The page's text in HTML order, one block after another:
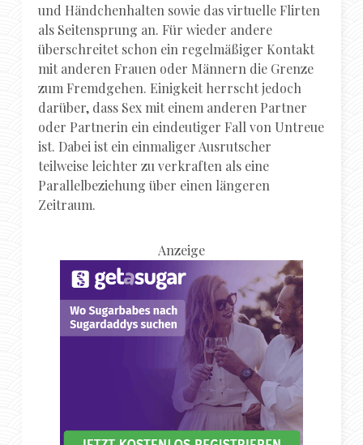
und Händchenhalten sowie das virtuelle Flirten
als Seitensprung an. Für wieder andere
überschreitet schon ein regelmäßiger Kontakt
mit anderen Frauen oder Männern die Grenze
zum Fremdgehen. Einigkeit herrscht jedoch
darüber, dass Sex mit einem anderen Partner
oder Partnerin ein eindeutiger Fall von Untreue
ist. Dabei ist ein einmaliger Ausrutscher
teilweise leichter zu verkraften als eine
Parallelbeziehung über einen längeren
Zeitraum.
Anzeige